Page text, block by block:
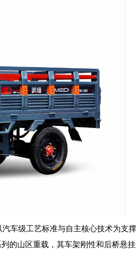
车级工艺标准与自主核心技术为支
的山区重载，其车架刚性和后桥悬